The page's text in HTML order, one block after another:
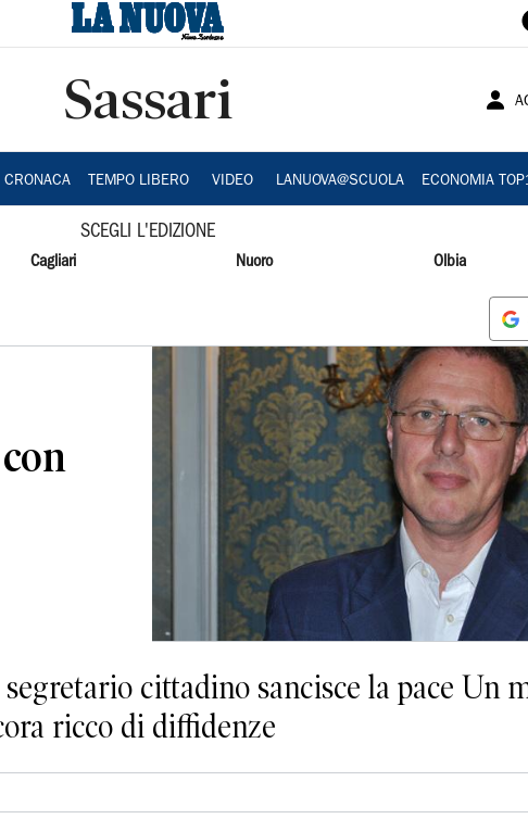
Sassari
CRONACA TEMPO LIBERO VIDEO LANUOVA@SCUOLA ECONOMIA
SCEGLI L'EDIZIONE
Cagliari Nuoro Olbia
segretario cittadino sancisce la pace Un
ricco di diffidenze